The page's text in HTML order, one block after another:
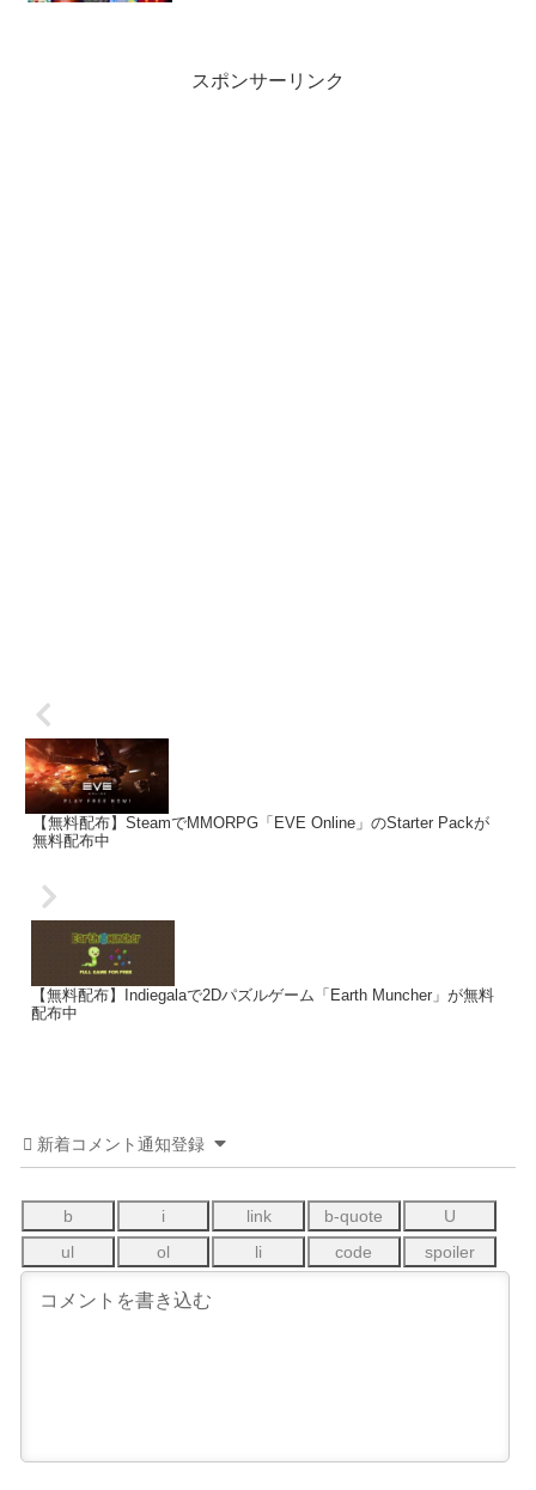
スポンサーリンク
【無料配布】SteamでMMORPG「EVE Online」のStarter Packが
無料配布中
【無料配布】Indiegalaで2Dパズルゲーム「Earth Muncher」が無料
配布中
新着コメント通知登録